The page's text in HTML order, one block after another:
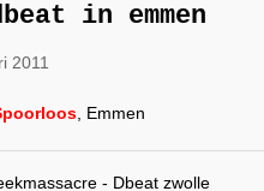
in emmen
2011
, Emmen
- Dbeat zwolle